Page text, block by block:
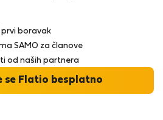
boravak
SAMO za članove
od naših partnera
se Flatio besplatno